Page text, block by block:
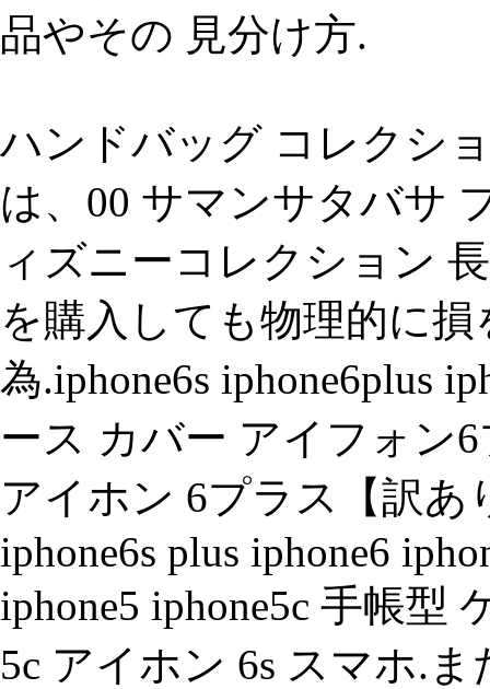
品やその 見分け方.
ハンドバッグ コレクシ
は、00 サマンサタバサ
ィズニーコレクション
を購入しても物理的に
為.iphone6s iphone6plus
ース カバー アイフォン
アイホン 6プラス【訳あ
iphone6s plus iphone6
iphone5 iphone5c 手帳型
5c アイホン 6s スマホ.